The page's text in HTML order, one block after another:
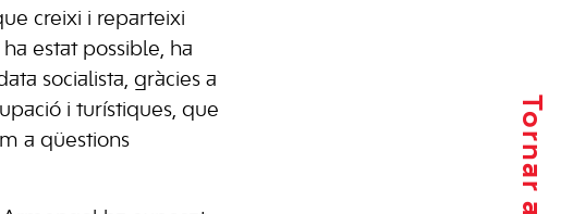
creixi i reparteixi
estat possible, ha
socialista, gràcies a
i turístiques, que
a qüestions